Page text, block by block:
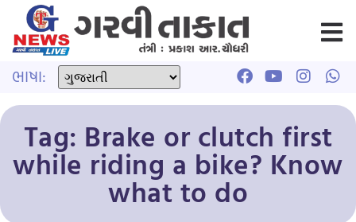
ભાષા:
Tag: Brake or clutch first
while riding a bike? Know
what to do